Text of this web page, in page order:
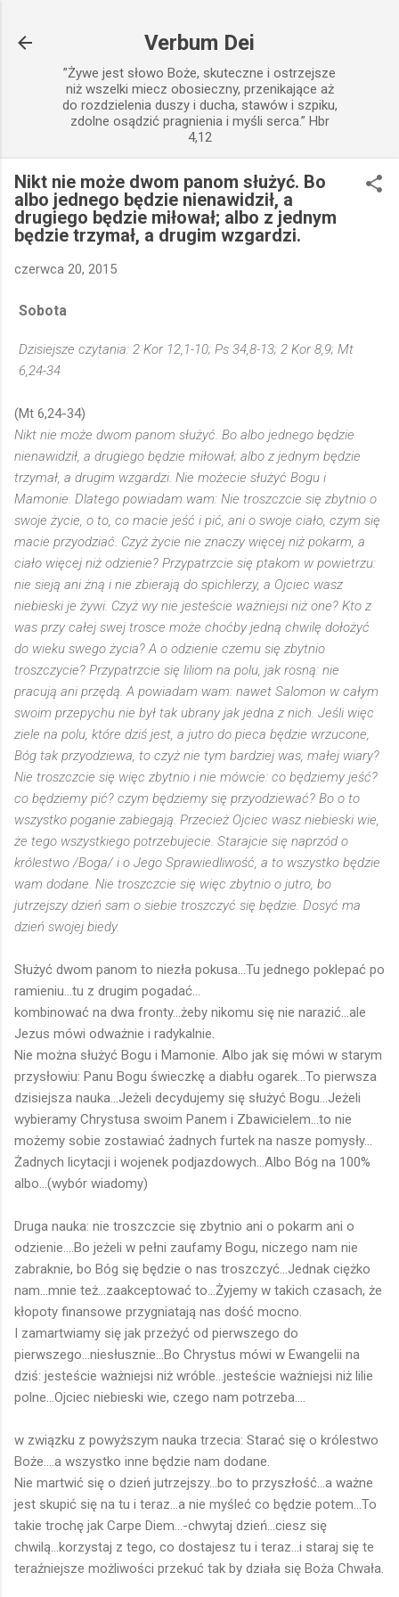
Verbum Dei
”Żywe jest słowo Boże, skuteczne i ostrzejsze
niż wszelki miecz obosieczny, przenikające aż
do rozdzielenia duszy i ducha, stawów i szpiku,
zdolne osądzić pragnienia i myśli serca.” Hbr
4,12
Nikt nie może dwom panom służyć. Bo
albo jednego będzie nienawidził, a
drugiego będzie miłował; albo z jednym
będzie trzymał, a drugim wzgardzi.
czerwca 20, 2015
Sobota
Dzisiejsze czytania: 2 Kor 12,1-10; Ps 34,8-13; 2 Kor 8,9; Mt
6,24-34
(Mt 6,24-34)
Nikt nie może dwom panom służyć. Bo albo jednego będzie
nienawidził, a drugiego będzie miłował; albo z jednym będzie
trzymał, a drugim wzgardzi. Nie możecie służyć Bogu i
Mamonie. Dlatego powiadam wam: Nie troszczcie się zbytnio o
swoje życie, o to, co macie jeść i pić, ani o swoje ciało, czym się
macie przyodziać. Czyż życie nie znaczy więcej niż pokarm, a
ciało więcej niż odzienie? Przypatrzcie się ptakom w powietrzu:
nie sieją ani żną i nie zbierają do spichlerzy, a Ojciec wasz
niebieski je żywi. Czyż wy nie jesteście ważniejsi niż one? Kto z
was przy całej swej trosce może choćby jedną chwilę dołożyć
do wieku swego życia? A o odzienie czemu się zbytnio
troszczycie? Przypatrzcie się liliom na polu, jak rosną: nie
pracują ani przędą. A powiadam wam: nawet Salomon w całym
swoim przepychu nie był tak ubrany jak jedna z nich. Jeśli więc
ziele na polu, które dziś jest, a jutro do pieca będzie wrzucone,
Bóg tak przyodziewa, to czyż nie tym bardziej was, małej wiary?
Nie troszczcie się więc zbytnio i nie mówcie: co będziemy jeść?
co będziemy pić? czym będziemy się przyodziewać? Bo o to
wszystko poganie zabiegają. Przecież Ojciec wasz niebieski wie,
że tego wszystkiego potrzebujecie. Starajcie się naprzód o
królestwo /Boga/ i o Jego Sprawiedliwość, a to wszystko będzie
wam dodane. Nie troszczcie się więc zbytnio o jutro, bo
jutrzejszy dzień sam o siebie troszczyć się będzie. Dosyć ma
dzień swojej biedy.
Służyć dwom panom to niezła pokusa...Tu jednego poklepać po
ramieniu...tu z drugim pogadać...
kombinować na dwa fronty...żeby nikomu się nie narazić...ale
Jezus mówi odważnie i radykalnie.
Nie można służyć Bogu i Mamonie. Albo jak się mówi w starym
przysłowiu: Panu Bogu świeczkę a diabłu ogarek...To pierwsza
dzisiejsza nauka...Jeżeli decydujemy się służyć Bogu...Jeżeli
wybieramy Chrystusa swoim Panem i Zbawicielem...to nie
możemy sobie zostawiać żadnych furtek na nasze pomysły...
Żadnych licytacji i wojenek podjazdowych...Albo Bóg na 100%
albo...(wybór wiadomy)
Druga nauka: nie troszczcie się zbytnio ani o pokarm ani o
odzienie....Bo jeżeli w pełni zaufamy Bogu, niczego nam nie
zabraknie, bo Bóg się będzie o nas troszczyć...Jednak ciężko
nam...mnie też...zaakceptować to...Żyjemy w takich czasach, że
kłopoty finansowe przygniatają nas dość mocno.
I zamartwiamy się jak przeżyć od pierwszego do
pierwszego...niesłusznie...Bo Chrystus mówi w Ewangelii na
dziś: jesteście ważniejsi niż wróble...jesteście ważniejsi niż lilie
polne...Ojciec niebieski wie, czego nam potrzeba....
w związku z powyższym nauka trzecia: Starać się o królestwo
Boże....a wszystko inne będzie nam dodane.
Nie martwić się o dzień jutrzejszy...bo to przyszłość...a ważne
jest skupić się na tu i teraz...a nie myśleć co będzie potem...To
takie trochę jak Carpe Diem...-chwytaj dzień...ciesz się
chwilą...korzystaj z tego, co dostajesz tu i teraz...i staraj się te
teraźniejsze możliwości przekuć tak by działa się Boża Chwała.